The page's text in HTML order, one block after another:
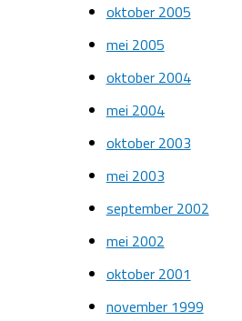
oktober 2005
mei 2005
oktober 2004
mei 2004
oktober 2003
mei 2003
september 2002
mei 2002
oktober 2001
november 1999